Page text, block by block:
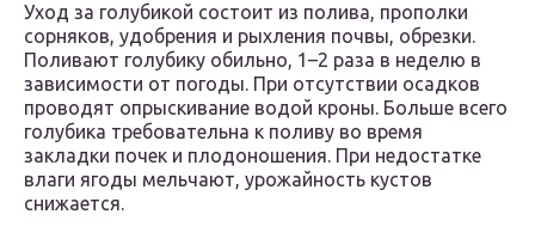
Уход за голубикой состоит из полива, прополки
сорняков, удобрения и рыхления почвы, обрезки.
Поливают голубику обильно, 1–2 раза в неделю в
зависимости от погоды. При отсутствии осадков
проводят опрыскивание водой кроны. Больше всего
голубика требовательна к поливу во время
закладки почек и плодоношения. При недостатке
влаги ягоды мельчают, урожайность кустов
снижается.